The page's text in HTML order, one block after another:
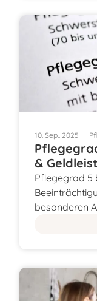
10. Sep.. 2025
&
Pflegegrad 5
besonderen